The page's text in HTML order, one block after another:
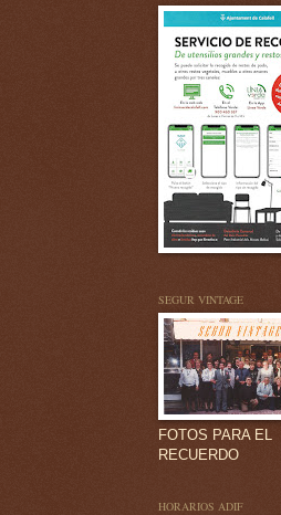
SEGUR VINTAGE
FOTOS PARA EL
RECUERDO
HORARIOS ADIF